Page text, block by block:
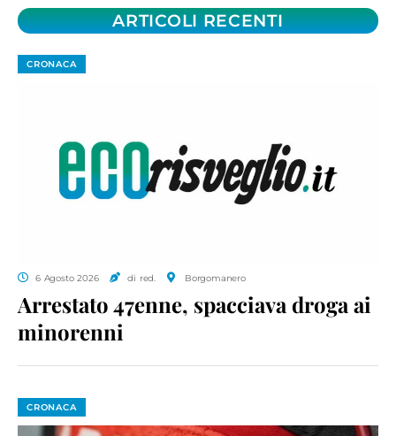
ARTICOLI RECENTI
CRONACA
6 Agosto 2026 di red. Borgomanero
Arrestato 47enne, spacciava droga ai
minorenni
CRONACA